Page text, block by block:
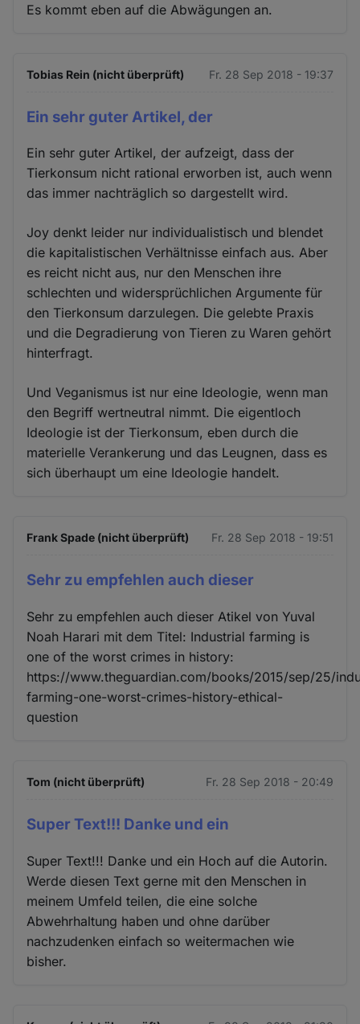
Es kommt eben auf die Abwägungen an.
Tobias Rein (nicht überprüft) Fr. 28 Sep 2018 - 19:37
Ein sehr guter Artikel, der
Ein sehr guter Artikel, der aufzeigt, dass der
Tierkonsum nicht rational erworben ist, auch wenn
das immer nachträglich so dargestellt wird.
Joy denkt leider nur individualistisch und blendet
die kapitalistischen Verhältnisse einfach aus. Aber
es reicht nicht aus, nur den Menschen ihre
schlechten und widersprüchlichen Argumente für
den Tierkonsum darzulegen. Die gelebte Praxis
und die Degradierung von Tieren zu Waren gehört
hinterfragt.
Und Veganismus ist nur eine Ideologie, wenn man
den Begriff wertneutral nimmt. Die eigentloch
Ideologie ist der Tierkonsum, eben durch die
materielle Verankerung und das Leugnen, dass es
sich überhaupt um eine Ideologie handelt.
Frank Spade (nicht überprüft) Fr. 28 Sep 2018 - 19:51
Sehr zu empfehlen auch dieser
Sehr zu empfehlen auch dieser Atikel von Yuval
Noah Harari mit dem Titel: Industrial farming is
one of the worst crimes in history:
https://www.theguardian.com/books/2015/sep/25/
farming-one-worst-crimes-history-ethical-
question
Tom (nicht überprüft) Fr. 28 Sep 2018 - 20:49
Super Text!!! Danke und ein
Super Text!!! Danke und ein Hoch auf die Autorin.
Werde diesen Text gerne mit den Menschen in
meinem Umfeld teilen, die eine solche
Abwehrhaltung haben und ohne darüber
nachzudenken einfach so weitermachen wie
bisher.